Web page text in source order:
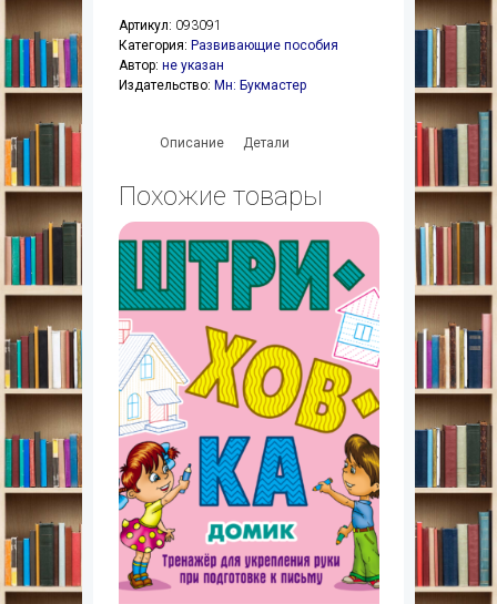
Артикул: 093091
Категория: Развивающие пособия
Автор: не указан
Издательство: Мн: Букмастер
Описание Детали
Похожие товары